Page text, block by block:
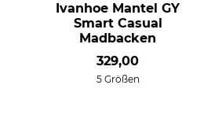
Ivanhoe Mantel GY
Smart Casual
Madbacken
329,00
5 Größen